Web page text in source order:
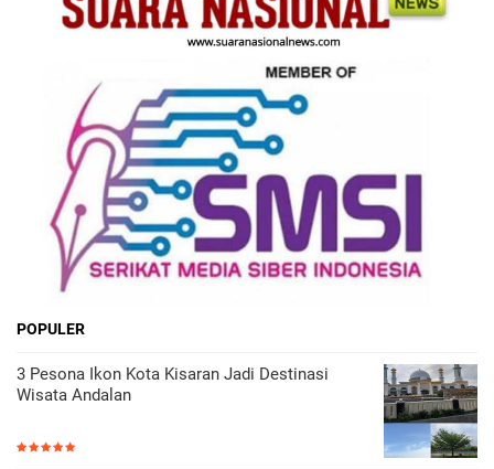
POPULER
3 Pesona Ikon Kota Kisaran Jadi Destinasi
Wisata Andalan